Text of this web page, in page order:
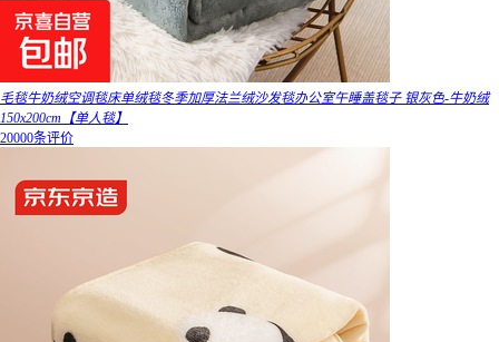
毛毯牛奶绒空调毯床单绒毯冬季加厚法兰绒沙发毯办公室午睡盖毯子 银灰色-牛奶绒
150x200cm【单人毯】
20000条评价